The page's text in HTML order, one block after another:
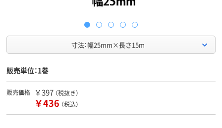
寸法：幅25mm×長さ15m
販売単位：1巻
販売価格 ￥397 （税抜き）
￥436 （税込）